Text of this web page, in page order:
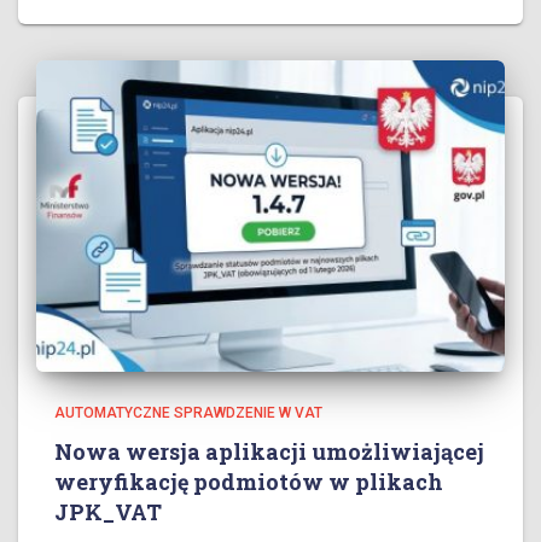
AUTOMATYCZNE SPRAWDZENIE W VAT
Nowa wersja aplikacji umożliwiającej
weryfikację podmiotów w plikach
JPK_VAT